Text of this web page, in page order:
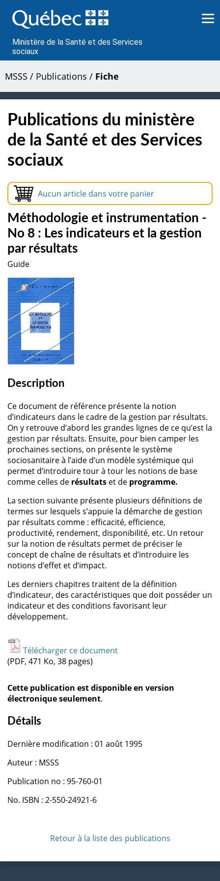
au
contenu
Ministère de la Santé et des Services
sociaux
MSSS / Publications / Fiche
Publications du ministère
de la Santé et des Services
sociaux
Aucun article dans votre panier
Méthodologie et instrumentation -
No 8 : Les indicateurs et la gestion
par résultats
Guide
Description
Ce document de référence présente la notion
d’indicateurs dans le cadre de la gestion par résultats.
On y retrouve d’abord les grandes lignes de ce qu’est la
gestion par résultats. Ensuite, pour bien camper les
prochaines sections, on présente le système
sociosanitaire à l’aide d’un modèle systémique qui
permet d’introduire tour à tour les notions de base
comme celles de résultats et de programme.
La section suivante présente plusieurs définitions de
termes sur lesquels s’appuie la démarche de gestion
par résultats comme : efficacité, efficience,
productivité, rendement, disponibilité, etc. Un retour
sur la notion de résultats permet de préciser le
concept de chaîne de résultats et d’introduire les
notions d’effet et d’impact.
Les derniers chapitres traitent de la définition
d’indicateur, des caractéristiques que doit posséder un
indicateur et des conditions favorisant leur
développement.
Télécharger ce document
(PDF, 471 Ko, 38 pages)
Cette publication est disponible en version
électronique seulement.
Détails
Dernière modification : 01 août 1995
Auteur : MSSS
Publication no : 95-760-01
No. ISBN : 2-550-24921-6
Retour à la liste des publications